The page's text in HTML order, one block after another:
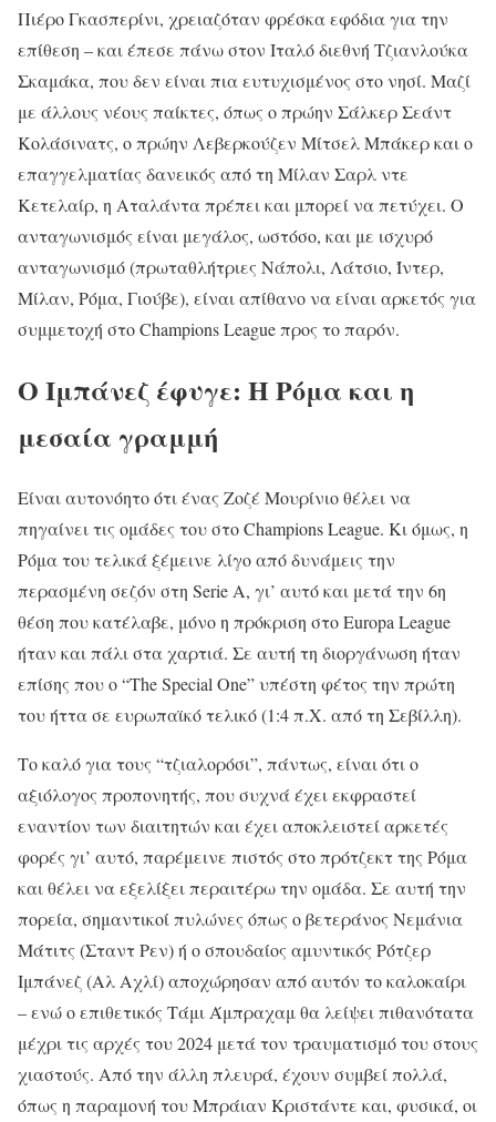
Πιέρο Γκασπερίνι, χρειαζόταν φρέσκα εφόδια για την
επίθεση – και έπεσε πάνω στον Ιταλό διεθνή Τζιανλούκα
Σκαμάκα, που δεν είναι πια ευτυχισμένος στο νησί. Μαζί
με άλλους νέους παίκτες, όπως ο πρώην Σάλκερ Σεάντ
Κολάσινατς, ο πρώην Λεβερκούζεν Μίτσελ Μπάκερ και ο
επαγγελματίας δανεικός από τη Μίλαν Σαρλ ντε
Κετελαίρ, η Αταλάντα πρέπει και μπορεί να πετύχει. Ο
ανταγωνισμός είναι μεγάλος, ωστόσο, και με ισχυρό
ανταγωνισμό (πρωταθλήτριες Νάπολι, Λάτσιο, Ίντερ,
Μίλαν, Ρόμα, Γιούβε), είναι απίθανο να είναι αρκετός για
συμμετοχή στο Champions League προς το παρόν.
Ο Ιμπάνεζ έφυγε: Η Ρόμα και η
μεσαία γραμμή
Είναι αυτονόητο ότι ένας Ζοζέ Μουρίνιο θέλει να
πηγαίνει τις ομάδες του στο Champions League. Κι όμως, η
Ρόμα του τελικά ξέμεινε λίγο από δυνάμεις την
περασμένη σεζόν στη Serie A, γι’ αυτό και μετά την 6η
θέση που κατέλαβε, μόνο η πρόκριση στο Europa League
ήταν και πάλι στα χαρτιά. Σε αυτή τη διοργάνωση ήταν
επίσης που ο “The Special One” υπέστη φέτος την πρώτη
του ήττα σε ευρωπαϊκό τελικό (1:4 π.Χ. από τη Σεβίλλη).
Το καλό για τους “τζιαλορόσι”, πάντως, είναι ότι ο
αξιόλογος προπονητής, που συχνά έχει εκφραστεί
εναντίον των διαιτητών και έχει αποκλειστεί αρκετές
φορές γι’ αυτό, παρέμεινε πιστός στο πρότζεκτ της Ρόμα
και θέλει να εξελίξει περαιτέρω την ομάδα. Σε αυτή την
πορεία, σημαντικοί πυλώνες όπως ο βετεράνος Νεμάνια
Μάτιτς (Σταντ Ρεν) ή ο σπουδαίος αμυντικός Ρότζερ
Ιμπάνεζ (Αλ Αχλί) αποχώρησαν από αυτόν το καλοκαίρι
– ενώ ο επιθετικός Τάμι Άμπραχαμ θα λείψει πιθανότατα
μέχρι τις αρχές του 2024 μετά τον τραυματισμό του στους
χιαστούς. Από την άλλη πλευρά, έχουν συμβεί πολλά,
όπως η παραμονή του Μπράιαν Κριστάντε και, φυσικά, οι